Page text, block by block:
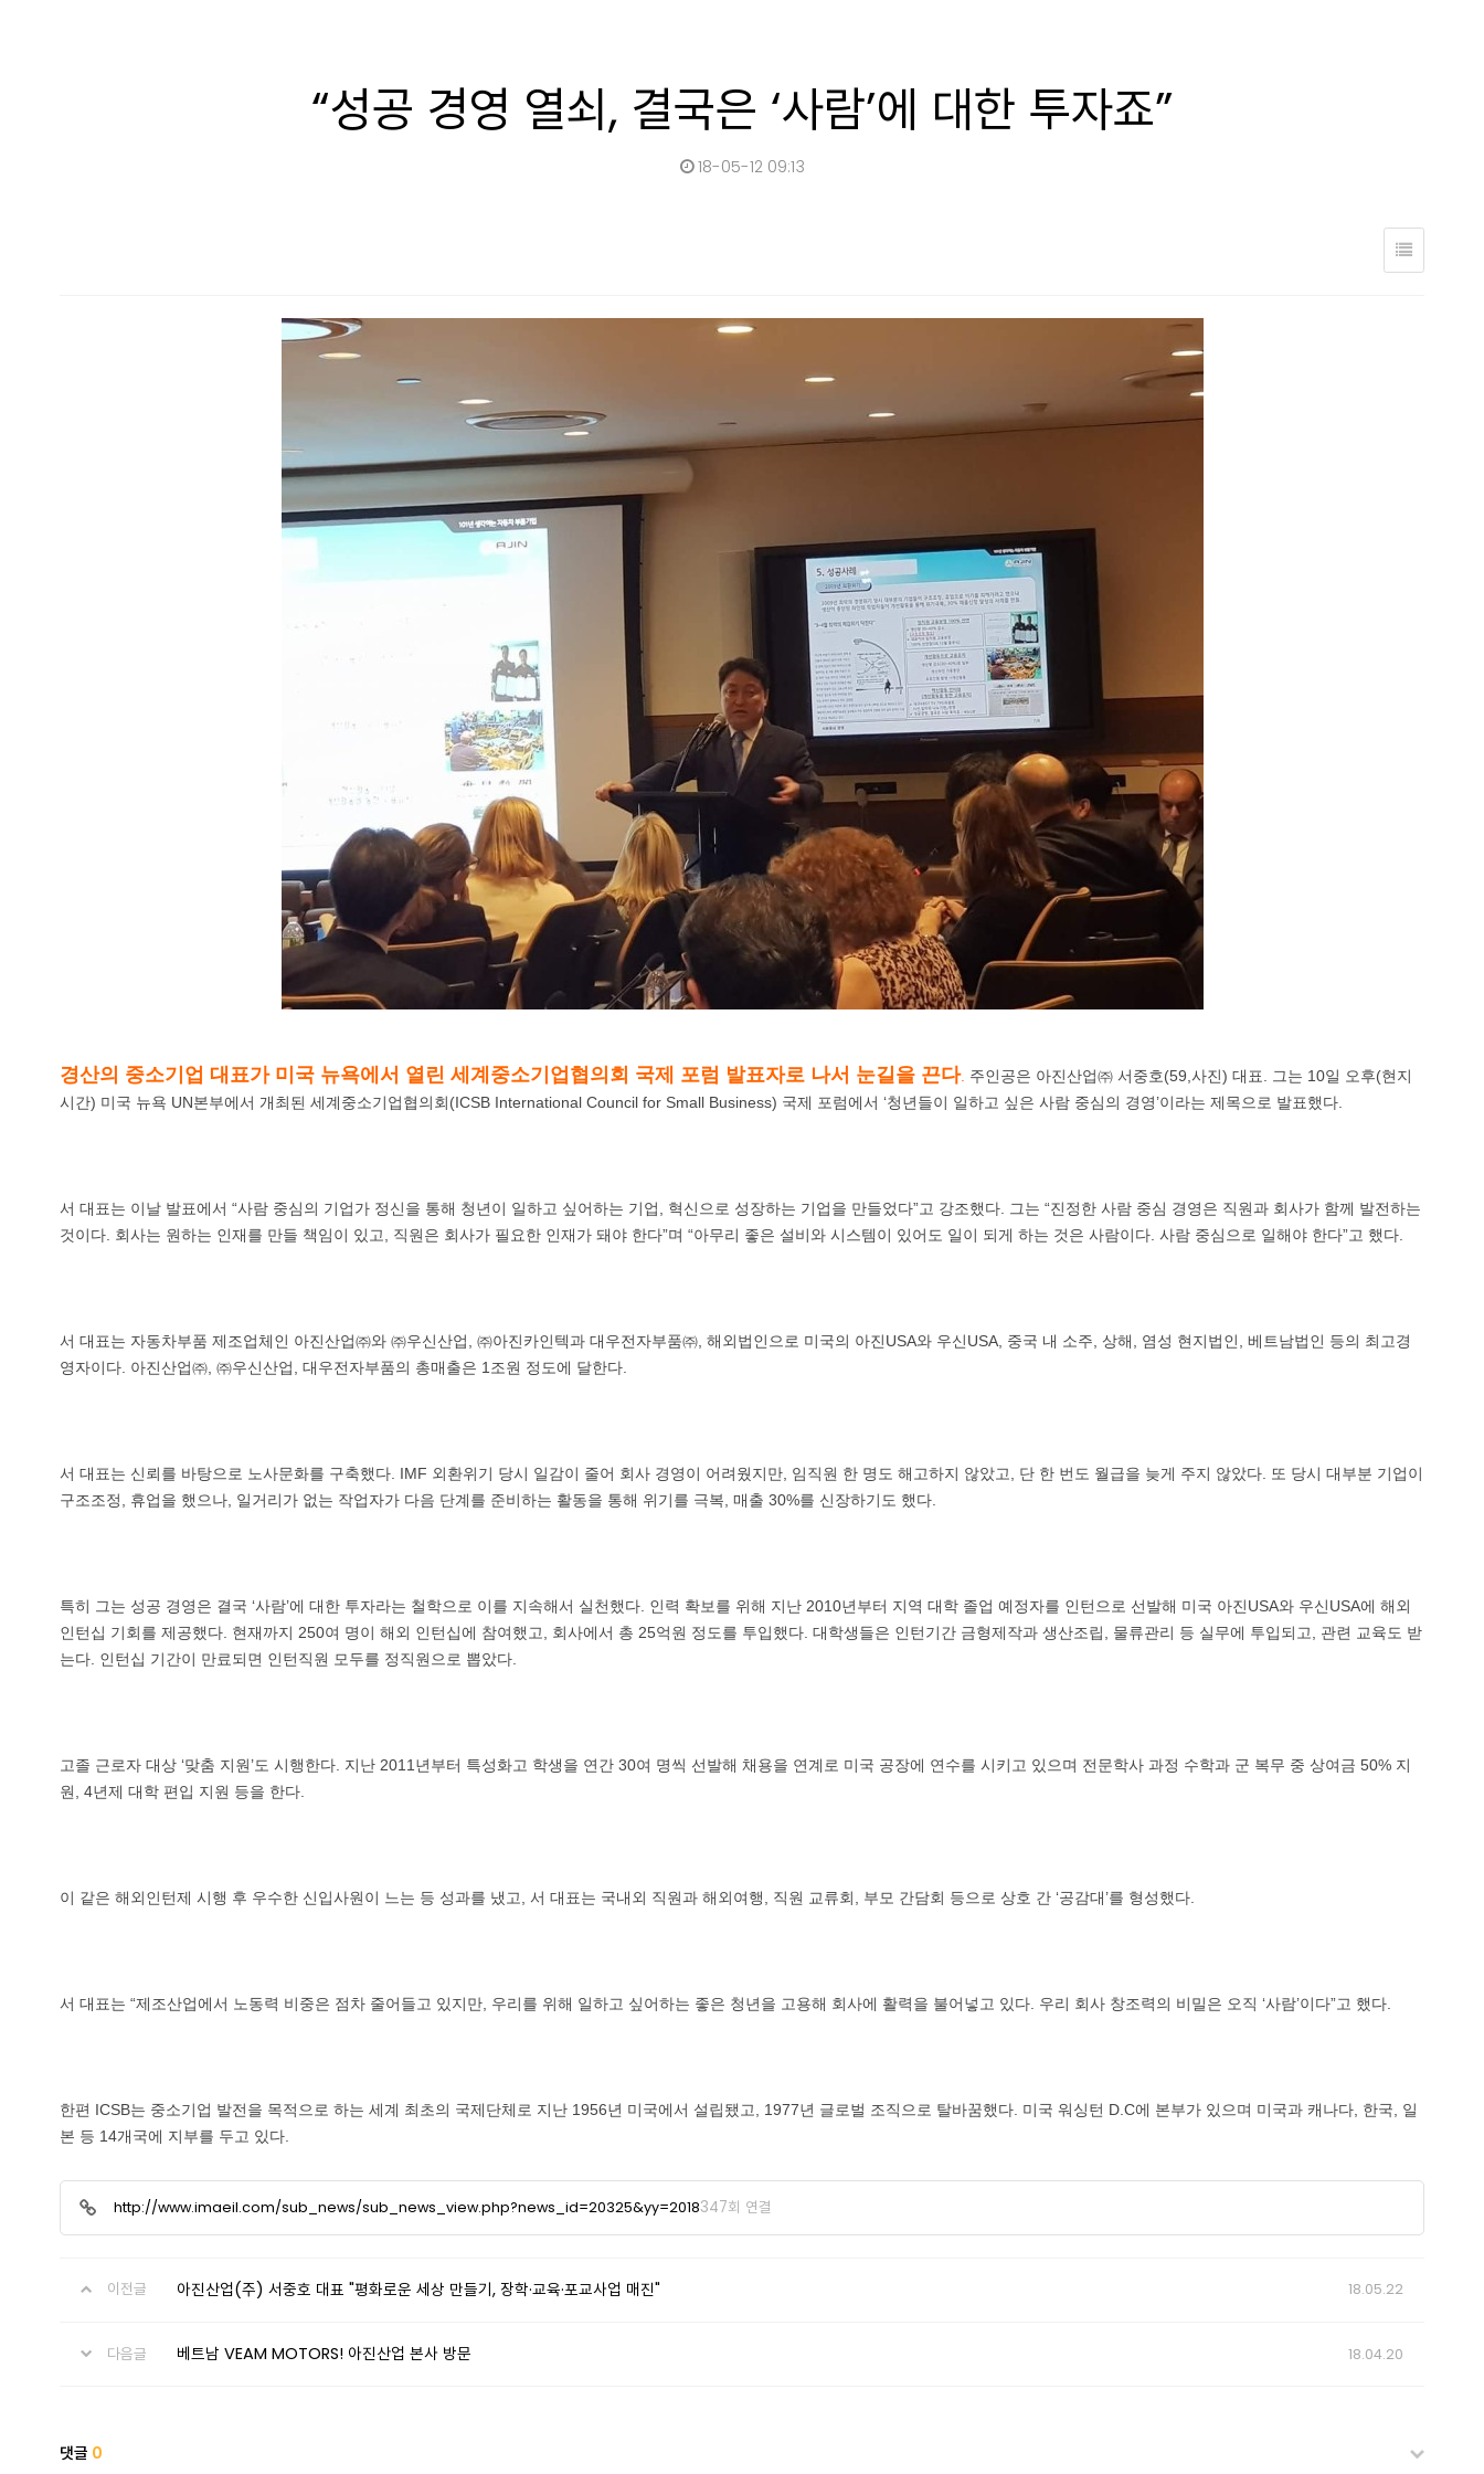
“성공 경영 열쇠, 결국은 ‘사람’에 대한 투자죠”
18-05-12 09:13
경산의 중소기업 대표가 미국 뉴욕에서 열린 세계중소기업협의회 국제 포럼 발표자로 나서 눈길을 끈다. 주인공은 아진산업㈜ 서중호(59,사진) 대표. 그는 10일 오후(현지
시간) 미국 뉴욕 UN본부에서 개최된 세계중소기업협의회(ICSB International Council for Small Business) 국제 포럼에서 ‘청년들이 일하고 싶은 사람 중심의 경영’이라는 제목으로 발표했다.
서 대표는 이날 발표에서 “사람 중심의 기업가 정신을 통해 청년이 일하고 싶어하는 기업, 혁신으로 성장하는 기업을 만들었다”고 강조했다. 그는 “진정한 사람 중심 경영은 직원과 회사가 함께 발전하는
것이다. 회사는 원하는 인재를 만들 책임이 있고, 직원은 회사가 필요한 인재가 돼야 한다”며 “아무리 좋은 설비와 시스템이 있어도 일이 되게 하는 것은 사람이다. 사람 중심으로 일해야 한다”고 했다.
서 대표는 자동차부품 제조업체인 아진산업㈜와 ㈜우신산업, ㈜아진카인텍과 대우전자부품㈜, 해외법인으로 미국의 아진USA와 우신USA, 중국 내 소주, 상해, 염성 현지법인, 베트남법인 등의 최고경
영자이다. 아진산업㈜, ㈜우신산업, 대우전자부품의 총매출은 1조원 정도에 달한다.
서 대표는 신뢰를 바탕으로 노사문화를 구축했다. IMF 외환위기 당시 일감이 줄어 회사 경영이 어려웠지만, 임직원 한 명도 해고하지 않았고, 단 한 번도 월급을 늦게 주지 않았다. 또 당시 대부분 기업이
구조조정, 휴업을 했으나, 일거리가 없는 작업자가 다음 단계를 준비하는 활동을 통해 위기를 극복, 매출 30%를 신장하기도 했다.
특히 그는 성공 경영은 결국 ‘사람’에 대한 투자라는 철학으로 이를 지속해서 실천했다. 인력 확보를 위해 지난 2010년부터 지역 대학 졸업 예정자를 인턴으로 선발해 미국 아진USA와 우신USA에 해외
인턴십 기회를 제공했다. 현재까지 250여 명이 해외 인턴십에 참여했고, 회사에서 총 25억원 정도를 투입했다. 대학생들은 인턴기간 금형제작과 생산조립, 물류관리 등 실무에 투입되고, 관련 교육도 받
는다. 인턴십 기간이 만료되면 인턴직원 모두를 정직원으로 뽑았다.
고졸 근로자 대상 ‘맞춤 지원’도 시행한다. 지난 2011년부터 특성화고 학생을 연간 30여 명씩 선발해 채용을 연계로 미국 공장에 연수를 시키고 있으며 전문학사 과정 수학과 군 복무 중 상여금 50% 지
원, 4년제 대학 편입 지원 등을 한다.
이 같은 해외인턴제 시행 후 우수한 신입사원이 느는 등 성과를 냈고, 서 대표는 국내외 직원과 해외여행, 직원 교류회, 부모 간담회 등으로 상호 간 ‘공감대’를 형성했다.
서 대표는 “제조산업에서 노동력 비중은 점차 줄어들고 있지만, 우리를 위해 일하고 싶어하는 좋은 청년을 고용해 회사에 활력을 불어넣고 있다. 우리 회사 창조력의 비밀은 오직 ‘사람’이다”고 했다.
한편 ICSB는 중소기업 발전을 목적으로 하는 세계 최초의 국제단체로 지난 1956년 미국에서 설립됐고, 1977년 글로벌 조직으로 탈바꿈했다. 미국 워싱턴 D.C에 본부가 있으며 미국과 캐나다, 한국, 일
본 등 14개국에 지부를 두고 있다.
http://www.imaeil.com/sub_news/sub_news_view.php?news_id=20325&yy=2018347회 연결
이전글 아진산업(주) 서중호 대표 "평화로운 세상 만들기, 장학·교육·포교사업 매진" 18.05.22
다음글 베트남 VEAM MOTORS! 아진산업 본사 방문 18.04.20
댓글 0